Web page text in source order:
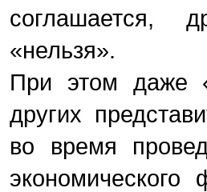
соглашается,
«нельзя».
При этом даже
других
во время